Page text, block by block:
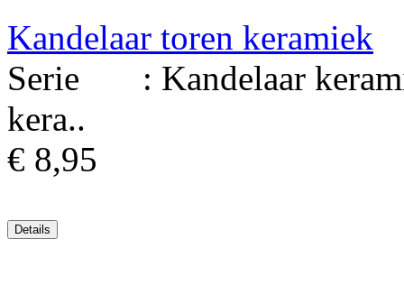
Kandelaar toren keramiek
Serie : Kandelaar
kera..
€ 8,95